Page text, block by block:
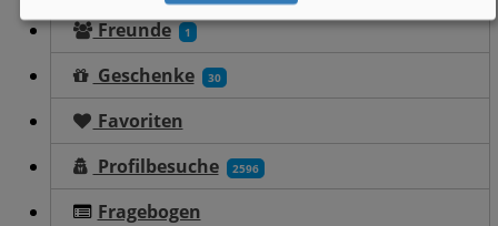
Freunde
1
Geschenke 30
Favoriten
Profilbesuche
2596
Fragebogen